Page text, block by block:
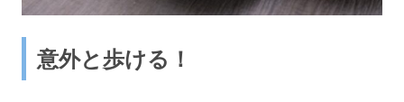
意外と歩ける！